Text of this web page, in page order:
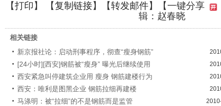
【打印】 【复制链接】【转发邮件】
【一键分享
辑：赵春晓
相关链接
新京报社论：启动刑事程序，彻查“瘦身钢筋”
[24小时][西安]钢筋被“瘦身” 曝光后继续使用
西安紧急叫停建筑企业用 瘦身 钢筋建楼行为
西安：唯利是图黑企业 钢筋拉细再建楼
马涤明：被“拉细”的不是钢筋而是监管